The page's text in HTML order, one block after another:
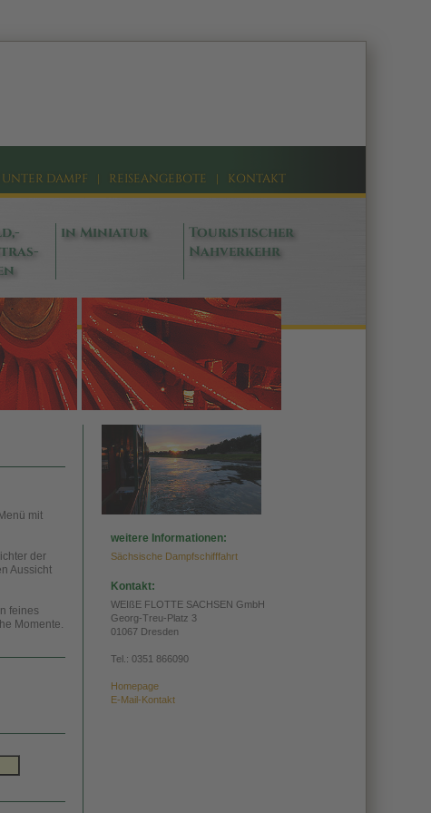
UNTER DAMPF | REISEANGEBOTE | KONTAKT
in Miniatur
Touristischer
Nahverkehr
mit
der
Aussicht
feines
Momente.
weitere Informationen:
Sächsische Dampfschifffahrt
Kontakt:
WEIßE FLOTTE SACHSEN GmbH
Georg-Treu-Platz 3
01067 Dresden
Tel.: 0351 866090
Homepage
E-Mail-Kontakt